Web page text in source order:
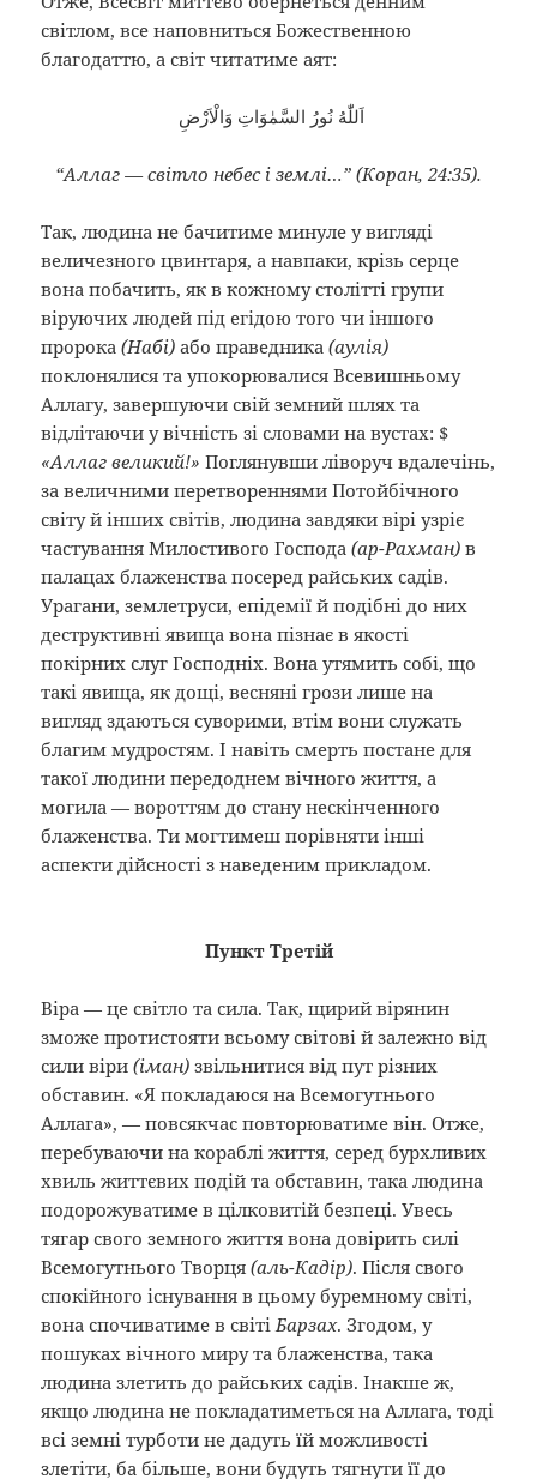
світлом, все наповниться Божественною
благодаттю, а світ читатиме аят:
اَللّٰهُ نُورُ السَّمٰوَاتِ وَالْاَرْضِ
“Аллаг — світло небес і землі…” (Коран, 24:35).
Так, людина не бачитиме минуле у вигляді
величезного цвинтаря, а навпаки, крізь серце
вона побачить, як в кожному столітті групи
віруючих людей під егідою того чи іншого
пророка(Набі)або праведника(аулія)
поклонялися та упокорювалися Всевишньому
Аллагу, завершуючи свій земний шлях та
відлітаючи у вічність зі словами на вустах: $
«Аллаг великий!»Поглянувши ліворуч вдалечінь,
за величними перетвореннями Потойбічного
світу й інших світів, людина завдяки вірі узріє
частування Милостивого Господа(ар-Рахман) в
палацах блаженства посеред райських садів.
Урагани, землетруси, епідемії й подібні до них
деструктивні явища вона пізнає в якості
покірних слуг Господніх. Вона утямить собі, що
такі явища, як дощі, весняні грози лише на
вигляд здаються суворими, втім вони служать
благим мудростям. І навіть смерть постане для
такої людини передоднем вічного життя, а
могила — вороттям до стану нескінченного
блаженства. Ти могтимеш порівняти інші
аспекти дійсності з наведеним прикладом.
Пункт Третій
Віра — це світло та сила. Так, щирий вірянин
зможе протистояти всьому світові й залежно від
сили віри(іман) звільнитися від пут різних
обставин. «Я покладаюся на Всемогутнього
Аллага», — повсякчас повторюватиме він. Отже,
перебуваючи на кораблі життя, серед бурхливих
хвиль життєвих подій та обставин, така людина
подорожуватиме в цілковитій безпеці. Увесь
тягар свого земного життя вона довірить силі
Всемогутнього Творця(аль-Кадір). Після свого
спокійного існування в цьому буремному світі,
вона спочиватиме в світіБарзах. Згодом, у
пошуках вічного миру та блаженства, така
людина злетить до райських садів. Інакше ж,
якщо людина не покладатиметься на Аллага, тоді
всі земні турботи не дадуть їй можливості
злетіти, ба більше, вони будуть тягнути її до